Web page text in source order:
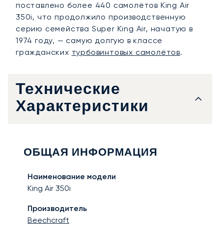
поставлено более 440 самолётов King Air
350i, что продолжило производственную
серию семейства Super King Air, начатую в
1974 году, — самую долгую в классе
гражданских турбовинтовых самолётов.
Технические
Характеристики
ОБЩАЯ ИНФОРМАЦИЯ
Наименование модели
King Air 350i
Производитель
Beechcraft